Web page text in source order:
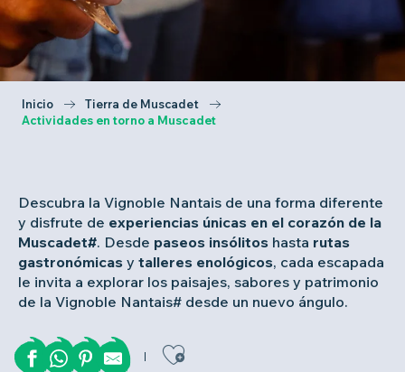
Inicio
Tierra de Muscadet
Actividades en torno a Muscadet
Descubra la Vignoble Nantais de una forma diferente
y disfrute de experiencias únicas en el corazón de la
Muscadet#. Desde paseos insólitos hasta rutas
gastronómicas y talleres enológicos, cada escapada
le invita a explorar los paisajes, sabores y patrimonio
de la Vignoble Nantais# desde un nuevo ángulo.
Ajouter aux